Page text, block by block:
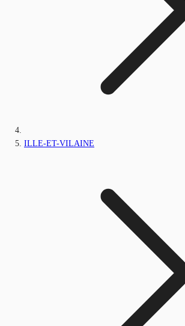
ILLE-ET-VILAINE